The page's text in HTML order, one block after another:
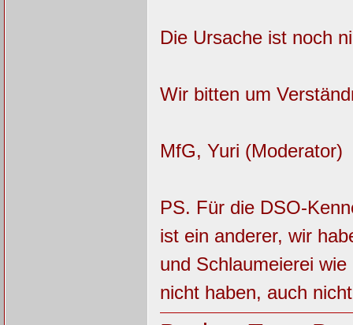
Die Ursache ist noch
Wir bitten um
MfG, Yuri (Moderator)
PS. Für die DSO-
ist ein anderer, wir
und Schlaumeierei
nicht haben, auch